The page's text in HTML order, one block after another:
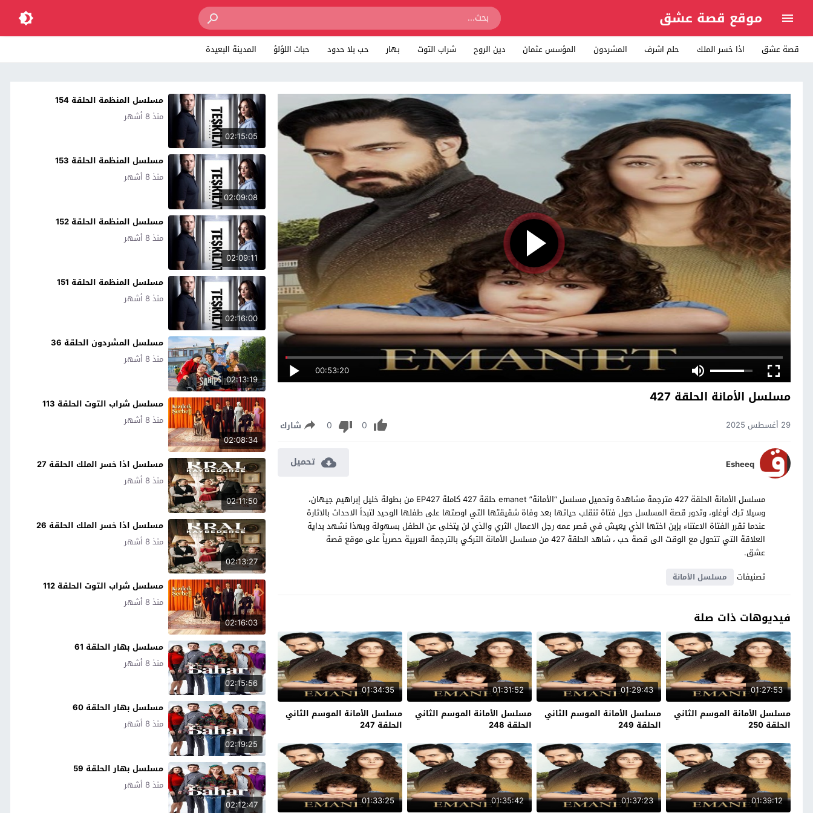
موقع قصة عشق
قصة عشق اذا خسر الملك حلم اشرف المشردون المؤسس عثمان دين الروح شراب التوت بهار حب بلا حدود حبات اللؤلؤ المدينة البعيدة
00:53:20
مسلسل الأمانة الحلقة 427
29 أغسطس 2025 0
0 شارك
Esheeq تحميل
مسلسل الأمانة الحلقة 427 مترجمة مشاهدة وتحميل مسلسل “الأمانة” emanet حلقة 427 كاملة EP427 من بطولة خليل إبراهيم جيهان،
وسيلا ترك أوغلو، وتدور قصة المسلسل حول فتاة تنقلب حياتها بعد وفاة شقيقتها التي اوصتها على طفلها الوحيد لتبدأ الاحداث بالاثارة
عندما تقرر الفتاة الاعتناء بإبن اختها الذي يعيش في قصر عمه رجل الاعمال الثري والذي لن يتخلى عن الطفل بسهولة وبهذا نشهد بداية
العلاقة التي تتحول مع الوقت الى قصة حب ، شاهد الحلقة 427 من مسلسل الأمانة التركي بالترجمة العربية حصرياً على موقع قصة
عشق.
تصنيفات
مسلسل الأمانة
فيديوهات ذات صلة
01:27:53
مسلسل الأمانة الموسم الثاني
الحلقة 250
01:29:43
مسلسل الأمانة الموسم الثاني
الحلقة 249
01:31:52
مسلسل الأمانة الموسم الثاني
الحلقة 248
01:34:35
مسلسل الأمانة الموسم الثاني
الحلقة 247
01:39:12
01:37:23
01:35:42
01:33:25
02:15:05
مسلسل المنظمة الحلقة 154
منذ 8 أشهر
02:09:08
مسلسل المنظمة الحلقة 153
منذ 8 أشهر
02:09:11
مسلسل المنظمة الحلقة 152
منذ 8 أشهر
02:16:00
مسلسل المنظمة الحلقة 151
منذ 8 أشهر
02:13:19
مسلسل المشردون الحلقة 36
منذ 8 أشهر
02:08:34
مسلسل شراب التوت الحلقة 113
منذ 8 أشهر
02:11:50
مسلسل اذا خسر الملك الحلقة 27
منذ 8 أشهر
02:13:27
مسلسل اذا خسر الملك الحلقة 26
منذ 8 أشهر
02:16:03
مسلسل شراب التوت الحلقة 112
منذ 8 أشهر
02:15:56
مسلسل بهار الحلقة 61
منذ 8 أشهر
02:19:25
مسلسل بهار الحلقة 60
منذ 8 أشهر
02:12:47
مسلسل بهار الحلقة 59
منذ 8 أشهر